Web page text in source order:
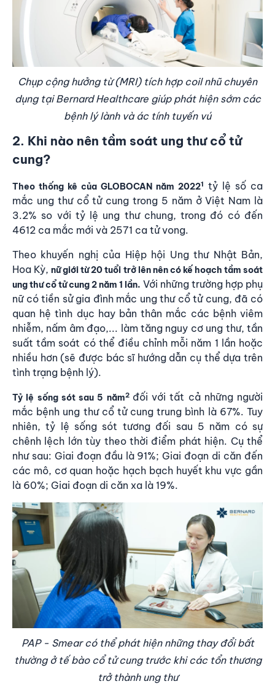
Chụp cộng hưởng từ (MRI) tích hợp coil nhũ chuyên
dụng tại Bernard Healthcare giúp phát hiện sớm các
bệnh lý lành và ác tính tuyến vú
2. Khi nào nên tầm soát ung thư cổ tử
cung?
Theo thống kê của GLOBOCAN năm 20221 tỷ lệ số ca
mắc ung thư cổ tử cung trong 5 năm ở Việt Nam là
3.2% so với tỷ lệ ung thư chung, trong đó có đến
4612 ca mắc mới và 2571 ca tử vong.
Theo khuyến nghị của Hiệp hội Ung thư Nhật Bản,
Hoa Kỳ,nữ giới từ 20 tuổi trở lên nên có kế hoạch tầm soát
ung thư cổ tử cung 2 năm 1 lần. Với những trường hợp phụ
nữ có tiền sử gia đình mắc ung thư cổ tử cung, đã có
quan hệ tình dục hay bản thân mắc các bệnh viêm
nhiễm, nấm âm đạo,... làm tăng nguy cơ ung thư, tần
suất tầm soát có thể điều chỉnh mỗi năm 1 lần hoặc
nhiều hơn (sẽ được bác sĩ hướng dẫn cụ thể dựa trên
tình trạng bệnh lý).
Tỷ lệ sống sót sau 5 năm2 đối với tất cả những người
mắc bệnh ung thư cổ tử cung trung bình là 67%. Tuy
nhiên, tỷ lệ sống sót tương đối sau 5 năm có sự
chênh lệch lớn tùy theo thời điểm phát hiện. Cụ thể
như sau: Giai đoạn đầu là 91%; Giai đoạn di căn đến
các mô, cơ quan hoặc hạch bạch huyết khu vực gần
là 60%; Giai đoạn di căn xa là 19%.
PAP - Smear có thể phát hiện những thay đổi bất
thường ở tế bào cổ tử cung trước khi các tổn thương
trở thành ung thư